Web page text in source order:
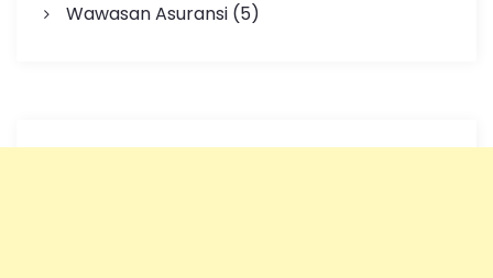
Wawasan Asuransi(5)